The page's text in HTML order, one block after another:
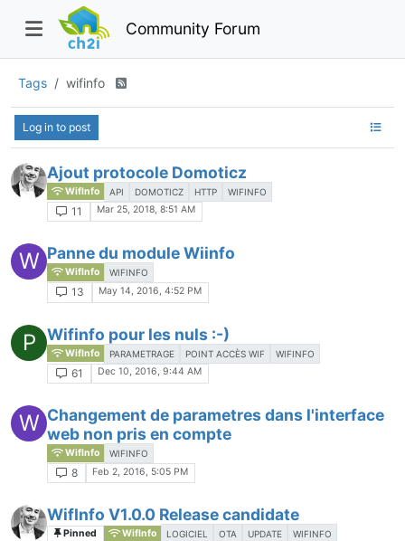
Community Forum
Tags wifinfo
Log in to post
Ajout protocole Domoticz
WifInfo API DOMOTICZ HTTP WIFINFO
11 Mar 25, 2018, 8:51 AM
W Panne du module Wiinfo
WifInfo WIFINFO
13 May 14, 2016, 4:52 PM
P Wifinfo pour les nuls :-)
WifInfo PARAMETRAGE POINT ACCÈS WIF WIFINFO
61 Dec 10, 2016, 9:44 AM
W Changement de parametres dans l'interface
web non pris en compte
WifInfo WIFINFO
8 Feb 2, 2016, 5:05 PM
WifInfo V1.0.0 Release candidate
Pinned WifInfo LOGICIEL OTA UPDATE WIFINFO